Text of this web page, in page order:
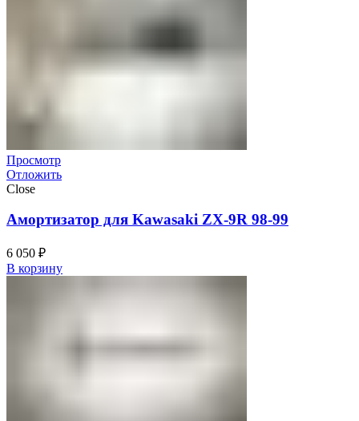
Просмотр
Отложить
Close
Амортизатор для Kawasaki ZX-9R 98-99
6 050 ₽
В корзину